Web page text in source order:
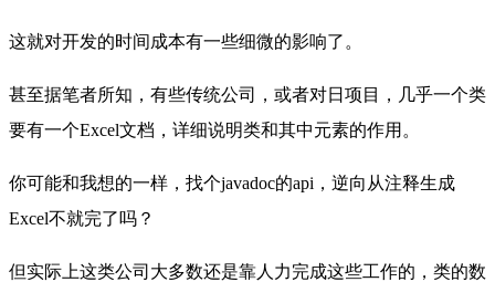
这就对开发的时间成本有一些细微的影响了。
甚至据笔者所知，有些传统公司，或者对日项目，几乎一个类
要有一个Excel文档，详细说明类和其中元素的作用。
你可能和我想的一样，找个javadoc的api，逆向从注释生成
Excel不就完了吗？
但实际上这类公司大多数还是靠人力完成这些工作的，类的数